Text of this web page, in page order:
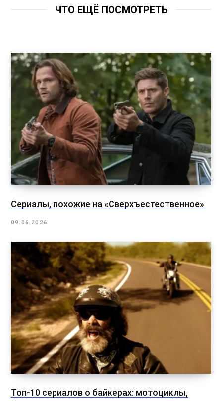
ЧТО ЕЩЁ ПОСМОТРЕТЬ
Сериалы, похожие на «Сверхъестественное»
09.06.2026
Топ-10 сериалов о байкерах: мотоциклы,